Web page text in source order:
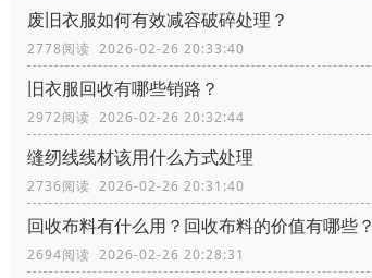
废旧衣服如何有效减容破碎处理？
2778阅读 2026-02-26 20:33:40
旧衣服回收有哪些销路？
2972阅读 2026-02-26 20:32:44
缝纫线线材该用什么方式处理
2736阅读 2026-02-26 20:31:40
回收布料有什么用？回收布料的价值有哪些？
2694阅读 2026-02-26 20:28:31